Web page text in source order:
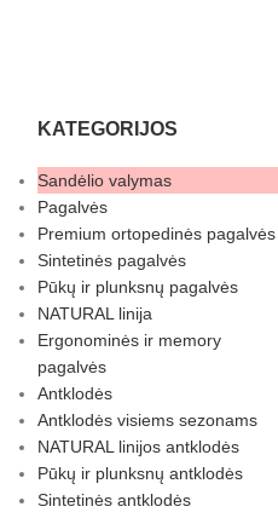
KATEGORIJOS
Sandėlio valymas
Pagalvės
Premium ortopedinės pagalvės
Sintetinės pagalvės
Pūkų ir plunksnų pagalvės
NATURAL linija
Ergonominės ir memory
pagalvės
Antklodės
Antklodės visiems sezonams
NATURAL linijos antklodės
Pūkų ir plunksnų antklodės
Sintetinės antklodės